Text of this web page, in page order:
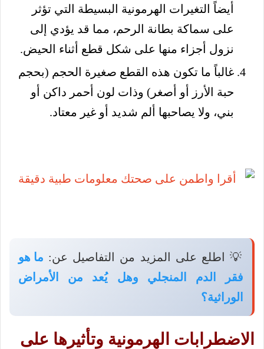
أيضاً التغيرات الهرمونية البسيطة التي تؤثر
على سماكة بطانة الرحم، مما قد يؤدي إلى
نزول أجزاء منها على شكل قطع أثناء الحيض.
غالباً ما تكون هذه القطع صغيرة الحجم (بحجم
حبة الأرز أو أصغر) وذات لون أحمر داكن أو
بني، ولا يصاحبها ألم شديد أو غير معتاد.
💡 اطلع على المزيد من التفاصيل عن: ما هو
فقر الدم المنجلي وهل يُعد من الأمراض
الوراثية؟
الاضطرابات الهرمونية وتأثيرها على